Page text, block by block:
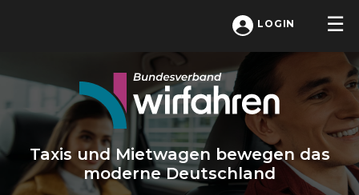
LOGIN
Taxis und Mietwagen bewegen das
moderne Deutschland